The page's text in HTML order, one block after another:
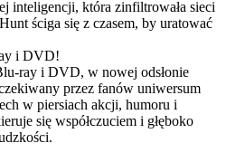
inteligencji, która zinfiltrowała sieci
ściga się z czasem, by uratować
i DVD!
ray i DVD, w nowej odsłonie
przez fanów uniwersum
w piersiach akcji, humoru i
się współczuciem i głęboko